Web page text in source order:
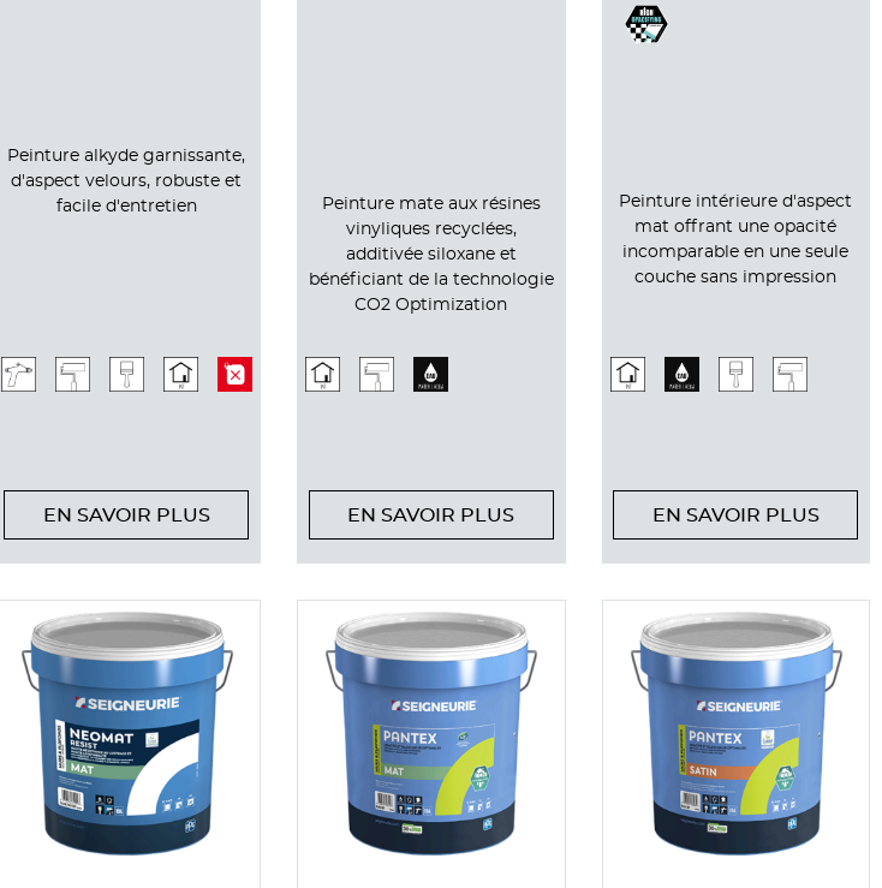
Peinture alkyde garnissante,
d'aspect velours, robuste et
facile d'entretien
EN SAVOIR PLUS
Peinture mate aux résines
vinyliques recyclées,
additivée siloxane et
bénéficiant de la technologie
CO2 Optimization
EN SAVOIR PLUS
Peinture intérieure d'aspect
mat offrant une opacité
incomparable en une seule
couche sans impression
EN SAVOIR PLUS